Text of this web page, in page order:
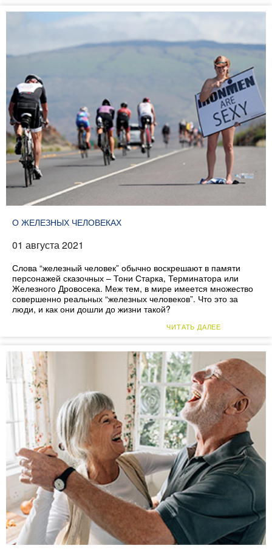
О ЖЕЛЕЗНЫХ ЧЕЛОВЕКАХ
01 августа 2021
Слова “железный человек” обычно воскрешают в памяти
персонажей сказочных – Тони Старка, Терминатора или
Железного Дровосека. Меж тем, в мире имеется множество
совершенно реальных “железных человеков”. Что это за
люди, и как они дошли до жизни такой?
ЧИТАТЬ ДАЛЕЕ